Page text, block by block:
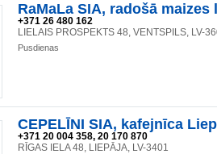
RaMaLa SIA, radošā
+371 26 480 162
LIELAIS PROSPEKTS 48, VENTSPILS, LV-
Pusdienas
CEPELĪNI SIA, kafejnīca
+371 20 004 358, 20 170 870
RĪGAS IELA 48, LIEPĀJA, LV-3401